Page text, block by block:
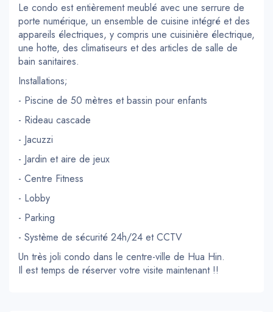
Le condo est entièrement meublé avec une serrure de
porte numérique, un ensemble de cuisine intégré et des
appareils électriques, y compris une cuisinière électrique,
une hotte, des climatiseurs et des articles de salle de
bain sanitaires.
Installations;
- Piscine de 50 mètres et bassin pour enfants
- Rideau cascade
- Jacuzzi
- Jardin et aire de jeux
- Centre Fitness
- Lobby
- Parking
- Système de sécurité 24h/24 et CCTV
Un très joli condo dans le centre-ville de Hua Hin.
Il est temps de réserver votre visite maintenant !!